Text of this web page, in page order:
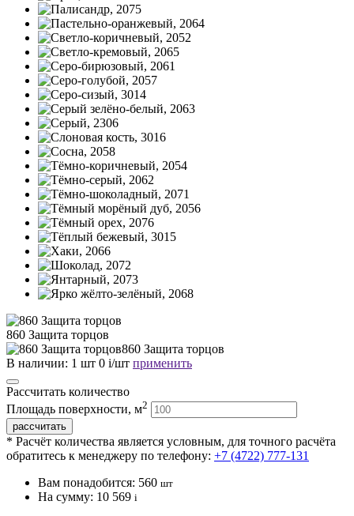
860 Защита торцов
860 Защита торцов
В наличии: 1 шт 0 i/шт применить
Рассчитать количество
Площадь поверхности, м2
* Расчёт количества является условным, для точного расчёта
обратитесь к менеджеру по телефону: +7 (4722) 777-131
Вам понадобится: 560 шт
На сумму: 10 569 i